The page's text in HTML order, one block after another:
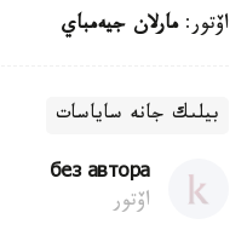
اۆتور:مارلان جيەمباي
بيلىك جانە ساياسات
без автора
اۆتور